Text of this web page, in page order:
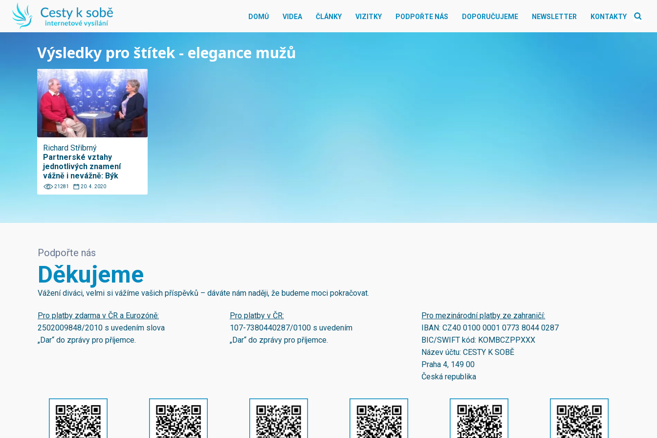
DOMŮ VIDEA ČLÁNKY VIZITKY PODPOŘTE NÁS DOPORUČUJEME NEWSLETTER KONTAKTY
Výsledky pro štítek - elegance mužů
Richard Stříbrný
Partnerské vztahy
jednotlivých znamení
vážně i nevážně: Býk
21281 20. 4. 2020
Podpořte nás
Děkujeme
Vážení diváci, velmi si vážíme vašich příspěvků – dáváte nám naději, že budeme moci pokračovat.
Pro platby zdarma v ČR a Eurozóně:
2502009848/2010 s uvedením slova
„Dar“ do zprávy pro příjemce.
Pro platby v ČR:
107-7380440287/0100s uvedením
„Dar“ do zprávy pro příjemce.
Pro mezinárodní platby ze zahraničí:
IBAN:CZ40 0100 0001 0773 8044 0287
BIC/SWIFT kód: KOMBCZPPXXX
Název účtu: CESTY K SOBĚ
Praha 4, 149 00
Česká republika